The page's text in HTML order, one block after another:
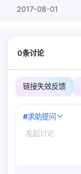
2017-08-01
0条讨论
链接失效反馈
#求助提问